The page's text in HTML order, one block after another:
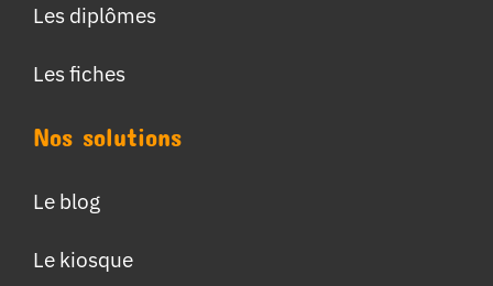
Les diplômes
Les fiches
Nos solutions
Le blog
Le kiosque